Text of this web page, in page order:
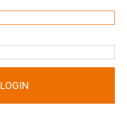
LOGIN